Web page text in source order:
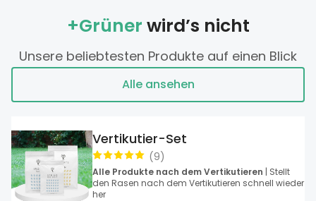
+Grüner wird’s nicht
Unsere beliebtesten Produkte auf einen Blick
Alle ansehen
(9)
Vertikutier-Set
Alle Produkte nach dem Vertikutieren | Stellt
den Rasen nach dem Vertikutieren schnell wieder
her